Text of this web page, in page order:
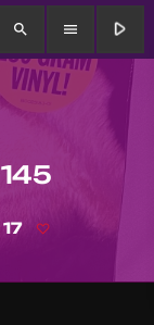
search menu play_arrow
17